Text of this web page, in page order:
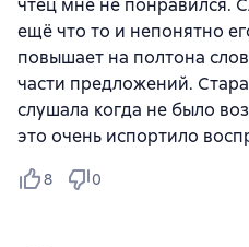
чтец мне не понравился.
ещё что то и непонятно
повышает на полтона
части предложений.
слушала когда не было
это очень испортило
8 0